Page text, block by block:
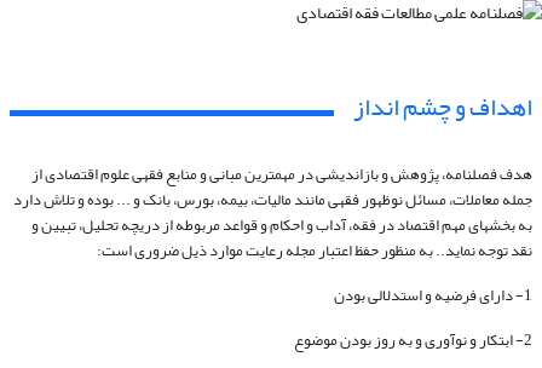
اهداف و چشم انداز
هدف فصلنامه، پژوهش و بازاندیشی در مهمترین مبانی و منابع فقهی علوم اقتصادی از
جمله معاملات، مسائل نوظهور فقهی مانند مالیات، بیمه، بورس، بانک و ... بوده و تلاش دارد
به بخشهای مهم اقتصاد در فقه، آداب و احکام و قواعد مربوطه از دریچه تحلیل، تبیین و
نقد توجه نماید.. به‌ منظور حفظ اعتبار مجله رعایت موارد ذیل ضروری است:
1- دارای فرضیه و استدلالی­ بودن
2- ابتکار و نوآوری و به روز بودن موضوع